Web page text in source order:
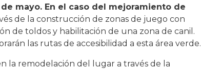
mayo. En el caso del mejoramiento de
de la construcción de zonas de juego con
de toldos y habilitación de una zona de canil.
las rutas de accesibilidad a esta área verde.
la remodelación del lugar a través de la